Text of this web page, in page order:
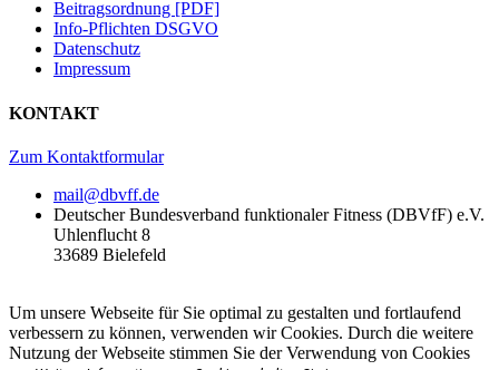
Beitragsordnung [PDF]
Info-Pflichten DSGVO
Datenschutz
Impressum
KONTAKT
Zum Kontaktformular
mail@dbvff.de
Deutscher Bundesverband funktionaler Fitness (DBVfF) e.V.
Uhlenflucht 8
33689 Bielefeld
Um unsere Webseite für Sie optimal zu gestalten und fortlaufend
verbessern zu können, verwenden wir Cookies. Durch die weitere
Nutzung der Webseite stimmen Sie der Verwendung von Cookies